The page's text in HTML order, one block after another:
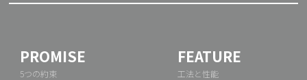
PROMISE
5つの約束
FEATURE
工法と性能